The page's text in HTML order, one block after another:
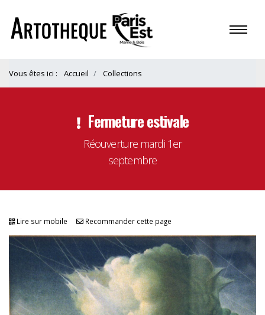
Vous êtes ici : Accueil Collections
Fermeture estivale
Réouverture mardi 1er
septembre
Lire sur mobile Recommander cette page